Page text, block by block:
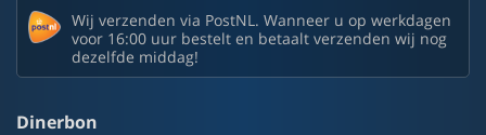
Wij verzenden via PostNL. Wanneer u op werkdagen
voor 16:00 uur bestelt en betaalt verzenden wij nog
dezelfde middag!
Dinerbon